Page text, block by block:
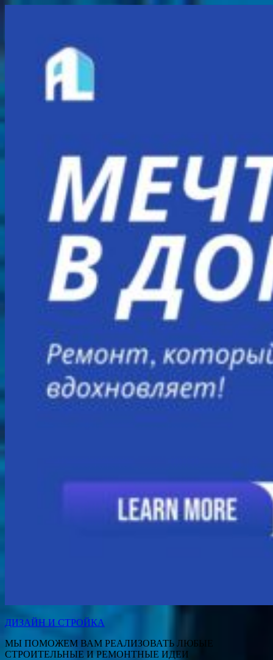
ДИЗАЙН И СТРОЙКА
МЫ ПОМОЖЕМ ВАМ РЕАЛИЗОВАТЬ ЛЮБЫЕ
СТРОИТЕЛЬНЫЕ И РЕМОНТНЫЕ ИДЕИ